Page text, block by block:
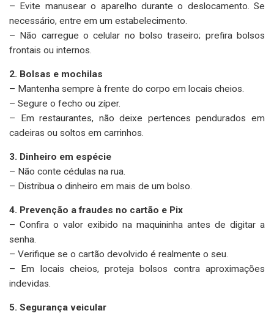
– Evite manusear o aparelho durante o deslocamento. Se
necessário, entre em um estabelecimento.
– Não carregue o celular no bolso traseiro; prefira bolsos
frontais ou internos.
2. Bolsas e mochilas
– Mantenha sempre à frente do corpo em locais cheios.
– Segure o fecho ou zíper.
– Em restaurantes, não deixe pertences pendurados em
cadeiras ou soltos em carrinhos.
3. Dinheiro em espécie
– Não conte cédulas na rua.
– Distribua o dinheiro em mais de um bolso.
4. Prevenção a fraudes no cartão e Pix
– Confira o valor exibido na maquininha antes de digitar a
senha.
– Verifique se o cartão devolvido é realmente o seu.
– Em locais cheios, proteja bolsos contra aproximações
indevidas.
5. Segurança veicular